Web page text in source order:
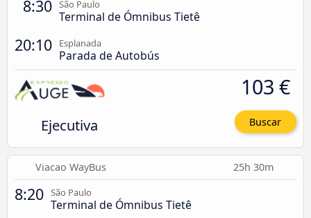
8:30 São Paulo
Terminal de Ómnibus Tietê
20:10 Esplanada
Parada de Autobús
Ejecutiva
103 €
Buscar
Viacao WayBus 25h 30m
8:20 São Paulo
Terminal de Ómnibus Tietê